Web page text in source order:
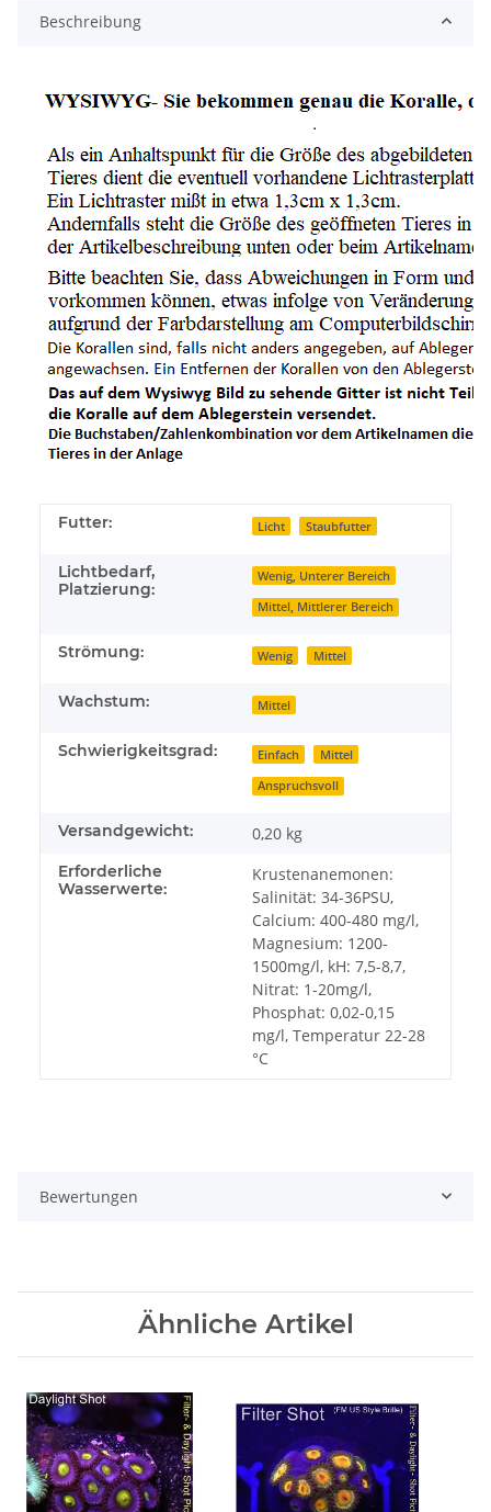
Beschreibung
Futter: Licht Staubfutter
Lichtbedarf,
Platzierung:
Wenig, Unterer Bereich
Mittel, Mittlerer Bereich
Strömung: Wenig Mittel
Wachstum: Mittel
Schwierigkeitsgrad: Einfach Mittel
Anspruchsvoll
Versandgewicht: 0,20 kg
Erforderliche
Wasserwerte:
Krustenanemonen:
Salinität: 34-36PSU,
Calcium: 400-480 mg/l,
Magnesium: 1200-
1500mg/l, kH: 7,5-8,7,
Nitrat: 1-20mg/l,
Phosphat: 0,02-0,15
mg/l, Temperatur 22-28
°C
Bewertungen
Ähnliche Artikel